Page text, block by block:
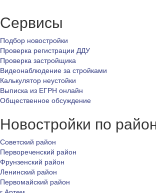
Сервисы
Подбор новостройки
Проверка регистрации ДДУ
Проверка застройщика
Видеонаблюдение за стройками
Калькулятор неустойки
Выписка из ЕГРН онлайн
Общественное обсуждение
Новостройки по
Советский район
Первореченский район
Фрунзенский район
Ленинский район
Первомайский район